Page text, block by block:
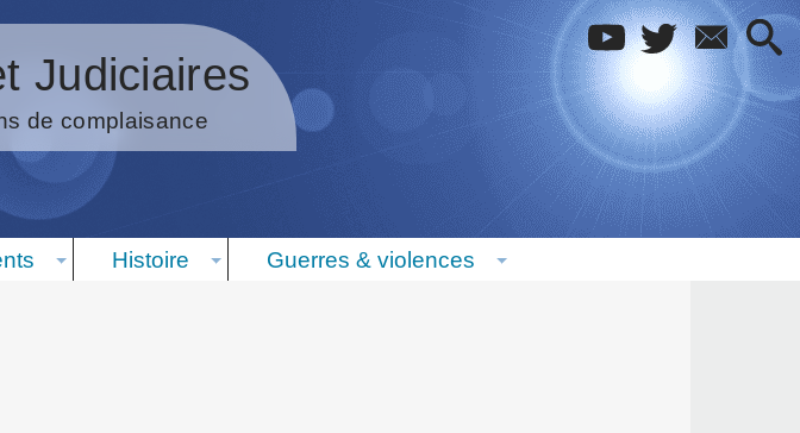
Judiciaires
de complaisance
Histoire Guerres & violences